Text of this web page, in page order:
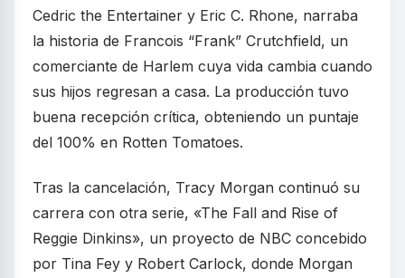
Cedric the Entertainer y Eric C. Rhone, narraba
la historia de Francois “Frank” Crutchfield, un
comerciante de Harlem cuya vida cambia cuando
sus hijos regresan a casa. La producción tuvo
buena recepción crítica, obteniendo un puntaje
del 100% en Rotten Tomatoes.
Tras la cancelación, Tracy Morgan continuó su
carrera con otra serie, «The Fall and Rise of
Reggie Dinkins», un proyecto de NBC concebido
por Tina Fey y Robert Carlock, donde Morgan